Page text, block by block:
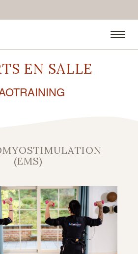
•••
EN SALLE
(EMS)